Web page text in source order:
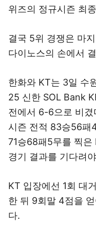
위즈의 정규시즌 최
결국 5위 경쟁은 마
다이노스의 손에서
한화와 KT는 3일 수
25 신한 SOL Bank
전에서 6-6으로 비
시즌 전적 83승56패
71승68패5무를 찍은
경기 결과를 기다려
KT 입장에선 1회 대
한 뒤 9회말 4점을
다.